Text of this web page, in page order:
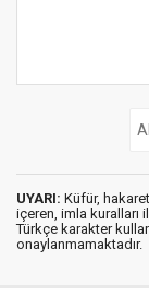
UYARI: Küfür,
içeren, imla kuralları
Türkçe karakter
onaylanmamaktadır.